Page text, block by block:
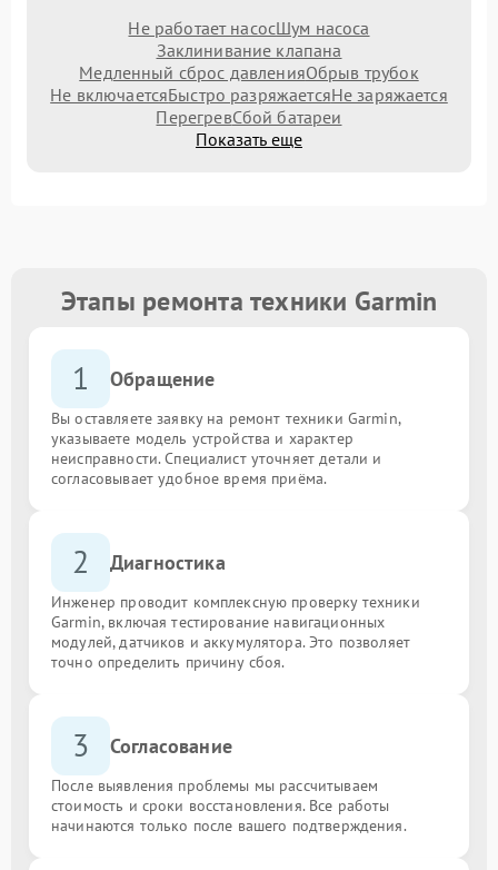
Не работает насосШум насоса
Заклинивание клапана
Медленный сброс давленияОбрыв трубок
Не включаетсяБыстро разряжаетсяНе заряжается
ПерегревСбой батареи
Показать еще
Этапы ремонта техники Garmin
1 Обращение
Вы оставляете заявку на ремонт техники Garmin,
указываете модель устройства и характер
неисправности. Специалист уточняет детали и
согласовывает удобное время приёма.
2 Диагностика
Инженер проводит комплексную проверку техники
Garmin, включая тестирование навигационных
модулей, датчиков и аккумулятора. Это позволяет
точно определить причину сбоя.
3 Согласование
После выявления проблемы мы рассчитываем
стоимость и сроки восстановления. Все работы
начинаются только после вашего подтверждения.